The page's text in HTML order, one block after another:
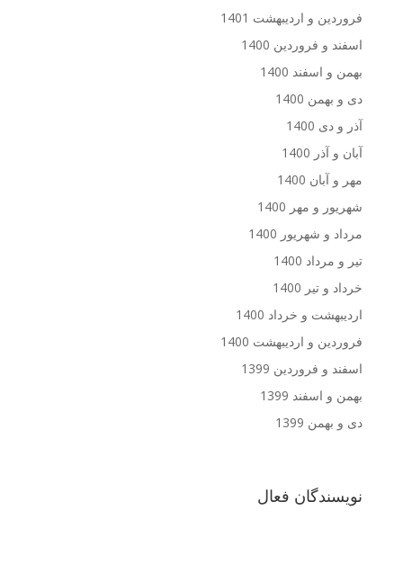
فروردین و اردیبهشت 1401
اسفند و فروردین 1400
بهمن و اسفند 1400
دی و بهمن 1400
آذر و دی 1400
آبان و آذر 1400
مهر و آبان 1400
شهریور و مهر 1400
مرداد و شهریور 1400
تیر و مرداد 1400
خرداد و تیر 1400
اردیبهشت و خرداد 1400
فروردین و اردیبهشت 1400
اسفند و فروردین 1399
بهمن و اسفند 1399
دی و بهمن 1399
نویسندگان فعال